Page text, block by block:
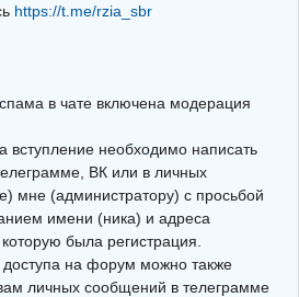
https://t.me/rzia_sbr
в чате включена модерация
вступление необходимо написать
ВК или в личных
мне (администратору) с просьбой
имени (ника) и адреса
была регистрация.
доступа на форум можно также
личных сообщений в телеграмме